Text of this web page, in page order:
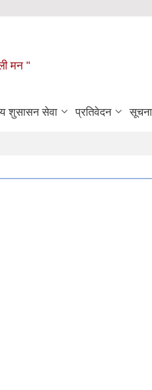
मन "
शुसासन सेवा प्रतिवेदन